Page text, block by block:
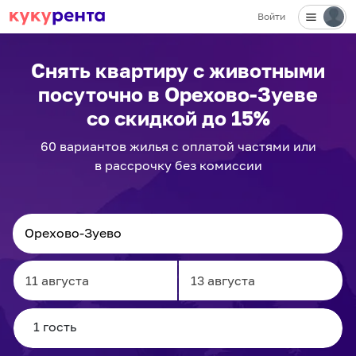
Войти
Снять квартиру с животными
посуточно в Орехово-Зуеве
со скидкой до 15%
60 вариантовжилья с оплатой частями или
в рассрочку без комиссии
Navigate
forward
to
Navigate
to